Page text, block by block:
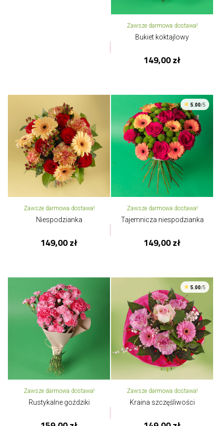
Zawsze darmowa dostawa!
Bukiet koktajlowy
149,00 zł
Zawsze darmowa dostawa!
Niespodzianka
149,00 zł
5.00/5
Zawsze darmowa dostawa!
Tajemnicza niespodzianka
149,00 zł
Zawsze darmowa dostawa!
Rustykalne goździki
5.00/5
Zawsze darmowa dostawa!
Kraina szczęśliwości